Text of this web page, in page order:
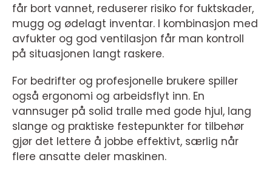
får bort vannet, reduserer risiko for fuktskader,
mugg og ødelagt inventar. I kombinasjon med
avfukter og god ventilasjon får man kontroll
på situasjonen langt raskere.
For bedrifter og profesjonelle brukere spiller
også ergonomi og arbeidsflyt inn. En
vannsuger på solid tralle med gode hjul, lang
slange og praktiske festepunkter for tilbehør
gjør det lettere å jobbe effektivt, særlig når
flere ansatte deler maskinen.